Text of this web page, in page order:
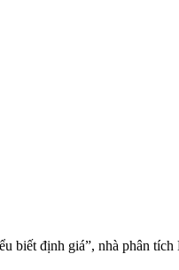
biết định giá”, nhà phân